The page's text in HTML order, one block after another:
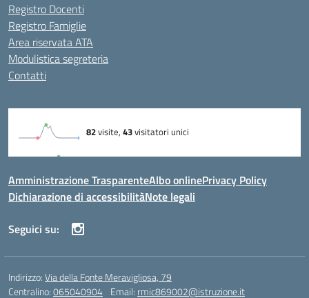
Registro Docenti
Registro Famiglie
Area riservata ATA
Modulistica segreteria
Contatti
Amministrazione TrasparenteAlbo onlinePrivacy Policy
Dichiarazione di accessibilitàNote legali
Seguici su:
Indirizzo:Via della Fonte Meravigliosa, 79
Centralino:065040904 Email: rmic869002@istruzione.it